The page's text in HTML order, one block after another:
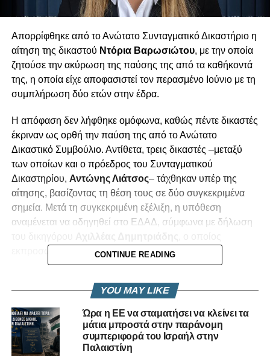
Απορρίφθηκε από το Ανώτατο Συνταγματικό Δικαστήριο η
αίτηση της δικαστού Ντόρια Βαρωσιώτου, με την οποία
ζητούσε την ακύρωση της παύσης της από τα καθήκοντά
της, η οποία είχε αποφασιστεί τον περασμένο Ιούνιο με τη
συμπλήρωση δύο ετών στην έδρα.
Η απόφαση δεν λήφθηκε ομόφωνα, καθώς πέντε δικαστές
έκριναν ως ορθή την παύση της από το Ανώτατο
Δικαστικό Συμβούλιο. Αντίθετα, τρεις δικαστές –μεταξύ
των οποίων και ο πρόεδρος του Συνταγματικού
Δικαστηρίου, Αντώνης Λιάτσος– τάχθηκαν υπέρ της
αίτησης, βασίζοντας τη θέση τους σε δύο συγκεκριμένα
σημεία. Μετά τη συγκεκριμένη εξέλιξη, η υπόθεση
αναμένεται να οδηγηθεί στο ΕΔΑΔ, σύμφωνα με δήλωση
εκπροσωπεί την κ. Βαρωσιώτου.
οποιοδήποτε σχόλιο αναφορικά με την απόφαση.
RELATED TOPICS: VOULI.TV
ΑΊΤΗΣΗ ΕΔΑΔ
ΑΝΘΡΏΠΙΝΑ ΔΙΚΑΙΏΜΑΤΑ
ΒΑΡΣΙΏΤΟΣ
ΔΙΚΑΣΤΙΚΈΣ ΕΞΕΛΊΞΕΙΣ
ΕΔΑΔ
CONTINUE READING
YOU MAY LIKE
Ώρα η ΕΕ να σταματήσει να κλείνει τα
μάτια μπροστά στην παράνομη
συμπεριφορά του Ισραήλ στην
Παλαιστίνη